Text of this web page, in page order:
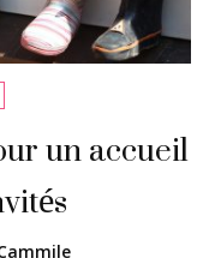
un accueil